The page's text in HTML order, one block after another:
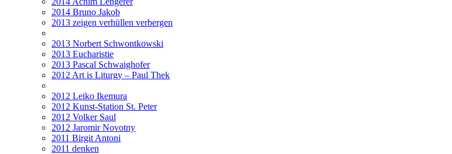
2014 Bruno Jakob
2013 zeigen verhüllen verbergen
2013 Norbert Schwontkowski
2013 Eucharistie
2013 Pascal Schwaighofer
2012 Art is Liturgy – Paul Thek
2012 Leiko Ikemura
2012 Kunst-Station St. Peter
2012 Volker Saul
2012 Jaromir Novotny
2011 Birgit Antoni
2011 denken